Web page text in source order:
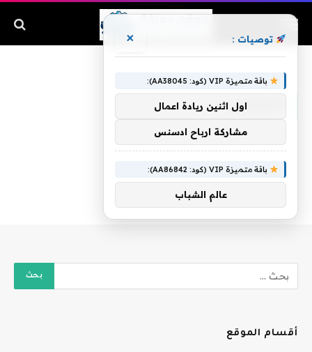
المعشني
أقسام الموقع
توصيات : ×
باقة متميزة VIP (كود: AA38045):
اول اثنين ريادة اعمال
مشاركة ارباح ادسنس
باقة متميزة VIP (كود: AA86842):
عالم الشباب